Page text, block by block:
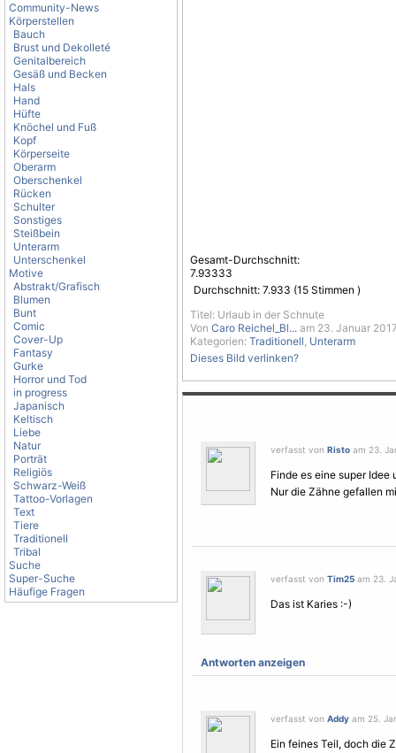
Community-News
Körperstellen
Bauch
Brust und Dekolleté
Genitalbereich
Gesäß und Becken
Hals
Hand
Hüfte
Knöchel und Fuß
Kopf
Körperseite
Oberarm
Oberschenkel
Rücken
Schulter
Sonstiges
Steißbein
Unterarm
Unterschenkel
Motive
Abstrakt/Grafisch
Blumen
Bunt
Comic
Cover-Up
Fantasy
Gurke
Horror und Tod
in progress
Japanisch
Keltisch
Liebe
Natur
Porträt
Religiös
Schwarz-Weiß
Tattoo-Vorlagen
Text
Tiere
Traditionell
Tribal
Suche
Super-Suche
Häufige Fragen
Gesamt-Durchschnitt:
7.93333
Durchschnitt: 7.933 (15 Stimmen )
Titel: Urlaub in der Schnute
Von Caro Reichel_Bl... am 23. Januar
Kategorien: Traditionell, Unterarm
Dieses Bild verlinken?
verfasst von Risto am 23.
Finde es eine super Idee
Nur die Zähne gefallen
verfasst von Tim25 am 23.
Das ist Karies :-)
Antworten anzeigen
verfasst von Addy am 25.
Ein feines Teil, doch die